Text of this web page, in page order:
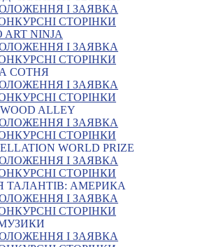
І ЗАЯВКА
СТОРІНКИ
ART NINJA
І ЗАЯВКА
СТОРІНКИ
СОТНЯ
І ЗАЯВКА
СТОРІНКИ
ALLEY
І ЗАЯВКА
СТОРІНКИ
WORLD PRIZE
І ЗАЯВКА
СТОРІНКИ
ТАЛАНТІВ: АМЕРИКА
І ЗАЯВКА
СТОРІНКИ
І ЗАЯВКА